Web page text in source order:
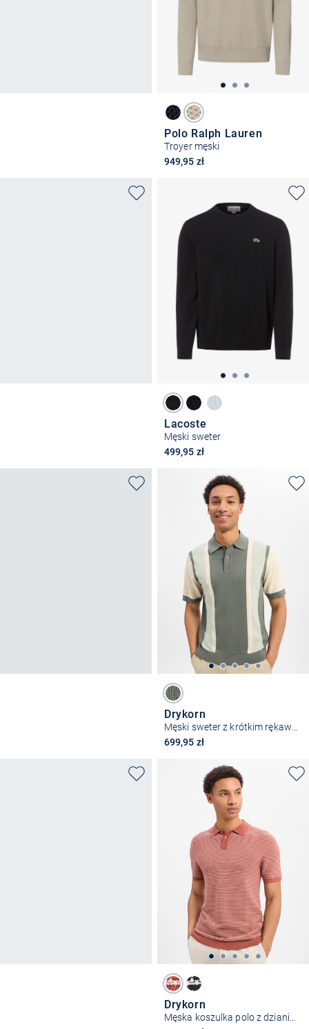
Polo Ralph Lauren
Troyer męski
949,95 zł
Lacoste
Męski sweter
499,95 zł
Drykorn
699,95 zł
Drykorn